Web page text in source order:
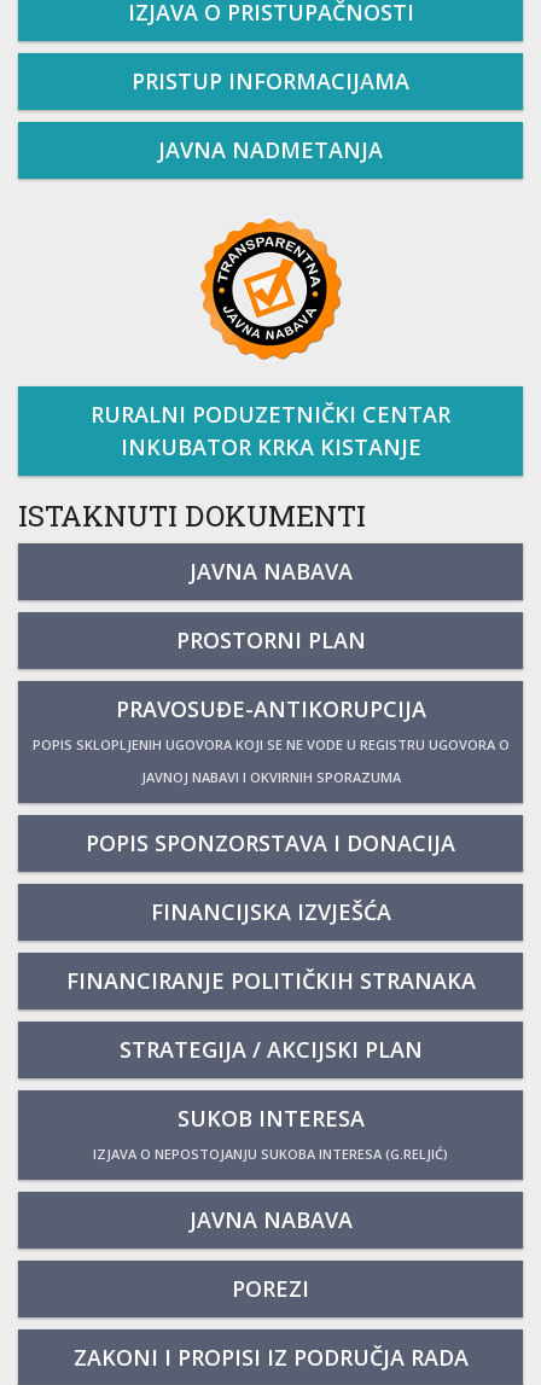
IZJAVA O PRISTUPAČNOSTI
PRISTUP INFORMACIJAMA
JAVNA NADMETANJA
RURALNI PODUZETNIČKI CENTAR
INKUBATOR KRKA KISTANJE
ISTAKNUTI DOKUMENTI
JAVNA NABAVA
PROSTORNI PLAN
PRAVOSUĐE-ANTIKORUPCIJA
POPIS SKLOPLJENIH UGOVORA KOJI SE NE VODE U REGISTRU UGOVORA O
JAVNOJ NABAVI I OKVIRNIH SPORAZUMA
POPIS SPONZORSTAVA I DONACIJA
FINANCIJSKA IZVJEŠĆA
FINANCIRANJE POLITIČKIH STRANAKA
STRATEGIJA / AKCIJSKI PLAN
SUKOB INTERESA
IZJAVA O NEPOSTOJANJU SUKOBA INTERESA (G.RELJIĆ)
JAVNA NABAVA
POREZI
ZAKONI I PROPISI IZ PODRUČJA RADA